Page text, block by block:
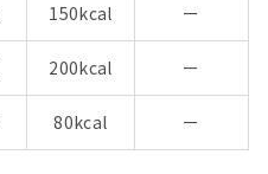
150kcal ー
200kcal ー
80kcal ー